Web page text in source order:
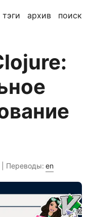
тэги архив поиск
| Переводы: en